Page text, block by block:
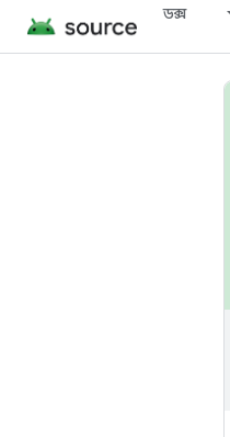
ডক্স